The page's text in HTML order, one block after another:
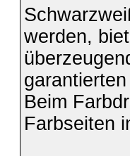
werden,
Beim
Farbseiten